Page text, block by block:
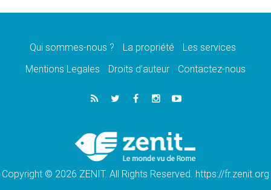
07.08.2026
07.08.2026
lancement des «dix jours de prière pour la
06.08.2026
Préparatifs des JMJ 2027 à Séoul: «c'est
Chrétiens et confucéens: respect et sagesse
pour relever les «défis urgents»
Qui sommes-nous ? La propriété
Les services
Mentions Legales
Droits d’auteur Contactez-nous
Copyright © 2026 ZENIT. All Rights Reserved. https://fr.zenit.org